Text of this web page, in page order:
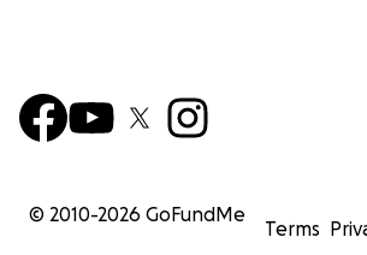
© 2010-2026 GoFundMe
Terms